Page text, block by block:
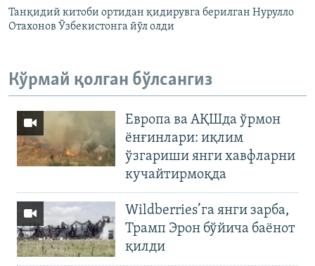
Танқидий китоби ортидан қидирувга берилган Нурулло
Отахонов Ўзбекистонга йўл олди
Кўрмай қолган бўлсангиз
Европа ва АҚШда ўрмон
ёнғинлари: иқлим
ўзгариши янги хавфларни
кучайтирмоқда
Wildberries’га янги зарба,
Трамп Эрон бўйича баёнот
қилди